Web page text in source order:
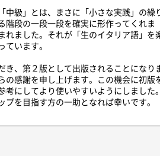
級」とは、まさに「小さな実践」の繰
階段の一段一段を確実に形作ってくれま
れました。それが「生のイタリア語」を
います。
、第２版として出版されることになり
の感謝を申し上げます。この機会に初版
にしてより使いやすいようにしました。
を目指す方の一助となれば幸いです。